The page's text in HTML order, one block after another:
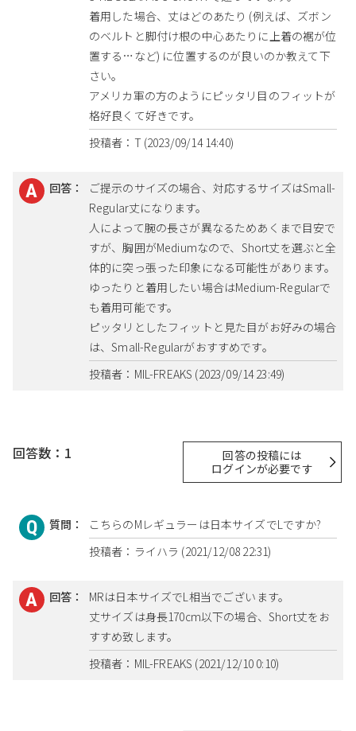
着用した場合、丈はどのあたり (例えば、ズボン
のベルトと脚付け根の中心あたりに上着の裾が位
置する…など) に位置するのが良いのか教えて下
さい。
アメリカ軍の方のようにピッタリ目のフィットが
格好良くて好きです。
投稿者：T (2023/09/14 14:40)
回答：
ご提示のサイズの場合、対応するサイズはSmall-
Regular丈になります。
人によって腕の長さが異なるためあくまで目安で
すが、胸囲がMediumなので、Short丈を選ぶと全
体的に突っ張った印象になる可能性があります。
ゆったりと着用したい場合はMedium-Regularで
も着用可能です。
ピッタリとしたフィットと見た目がお好みの場合
は、Small-Regularがおすすめです。
投稿者：MIL-FREAKS (2023/09/14 23:49)
回答数：1
回答の投稿には
ログインが必要です
質問：
こちらのMレギュラーは日本サイズでLですか?
投稿者：ライハラ (2021/12/08 22:31)
回答：
MRは日本サイズでL相当でございます。
丈サイズは身長170cm以下の場合、Short丈をお
すすめ致します。
投稿者：MIL-FREAKS (2021/12/10 0:10)